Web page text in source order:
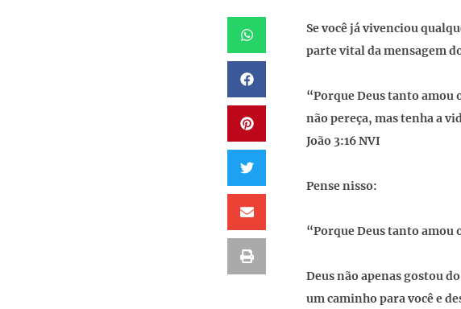
Se você já vivenciou
parte vital da mensagem
“Porque Deus tanto amou
não pereça, mas tenha a
João 3:16 NVI
Pense nisso:
“Porque Deus tanto amou
Deus não apenas gostou
um caminho para você e